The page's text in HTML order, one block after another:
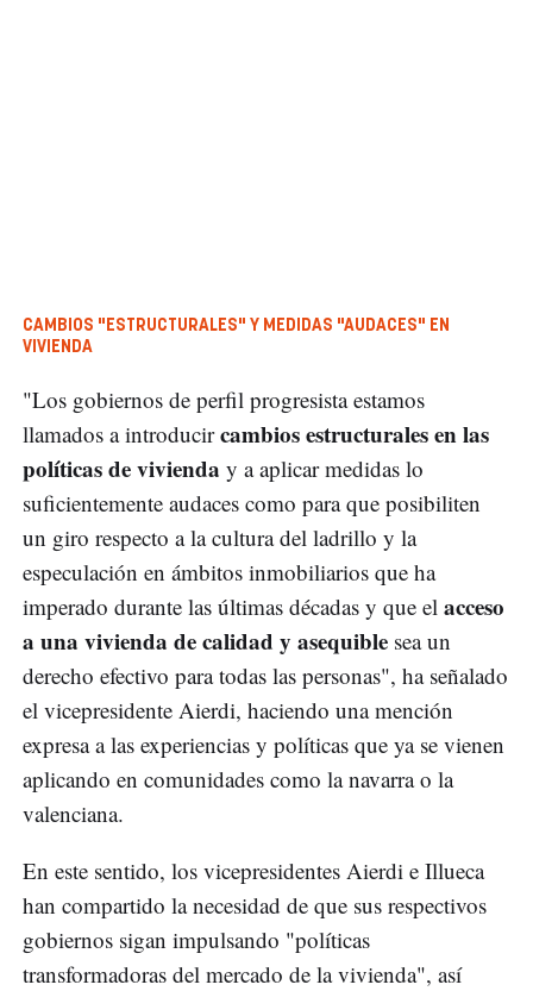
CAMBIOS "ESTRUCTURALES" Y MEDIDAS "AUDACES" EN
VIVIENDA
"Los gobiernos de perfil progresista estamos
llamados a introducircambios estructurales en las
políticas de vivienda y a aplicar medidas lo
suficientemente audaces como para que posibiliten
un giro respecto a la cultura del ladrillo y la
especulación en ámbitos inmobiliarios que ha
imperado durante las últimas décadas y que el acceso
a una vivienda de calidad y asequible sea un
derecho efectivo para todas las personas", ha señalado
el vicepresidente Aierdi, haciendo una mención
expresa a las experiencias y políticas que ya se vienen
aplicando en comunidades como la navarra o la
valenciana.
En este sentido, los vicepresidentes Aierdi e Illueca
han compartido la necesidad de que sus respectivos
gobiernos sigan impulsando "políticas
transformadoras del mercado de la vivienda", así